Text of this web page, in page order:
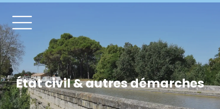
État civil & autres démarches